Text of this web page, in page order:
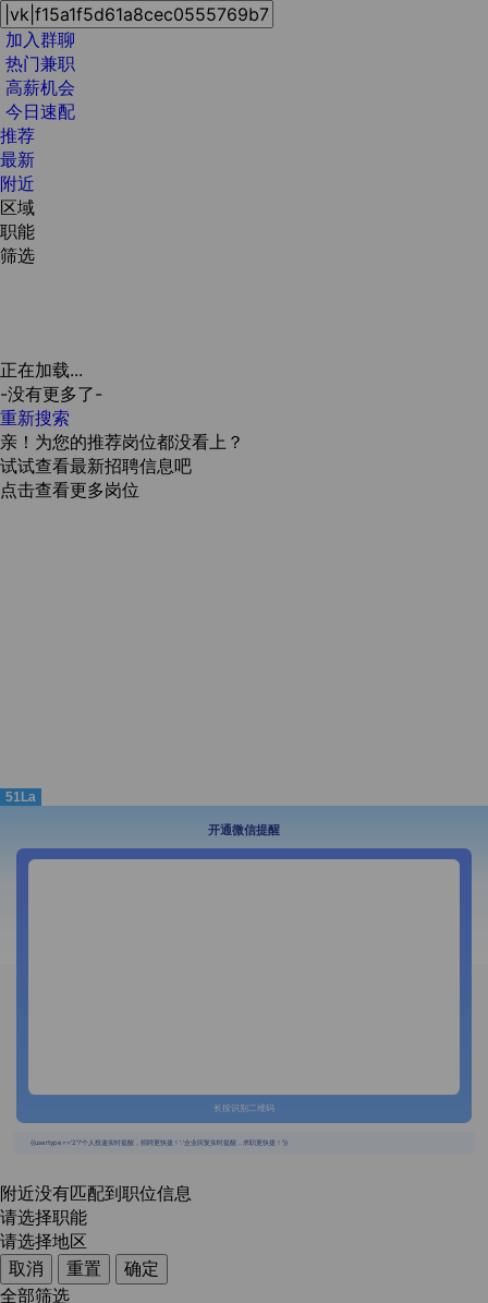
加入群聊
热门兼职
高薪机会
今日速配
推荐
最新
附近
区域
职能
筛选
正在加载...
-没有更多了-
重新搜索
亲！为您的推荐岗位都没看上？
试试查看最新招聘信息吧
点击查看更多岗位
51La
开通微信提醒
长按识别二维码
{{usertype=='2'?'个人投递实时提醒，招聘更快捷！':'企业回复实时提醒，求职更快捷！'}}
附近没有匹配到职位信息
请选择职能
请选择地区
取消
重置
确定
全部筛选